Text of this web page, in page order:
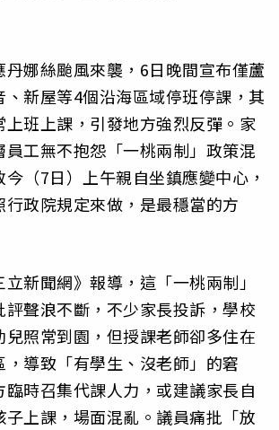
娜絲颱風來襲，6日晚間宣布僅蘆
新屋等4個沿海區域停班停課，其
上班上課，引發地方強烈反彈。家
員工無不抱怨「一桃兩制」政策混
（7日）上午親自坐鎮應變中心，
政院規定來做，是最穩當的方
立新聞網》報導，這「一桃兩制」
聲浪不斷，不少家長投訴，學校
兒照常到園，但授課老師卻多住在
，導致「有學生、沒老師」的窘
時召集代課人力，或建議家長自
子上課，場面混亂。議員痛批「放